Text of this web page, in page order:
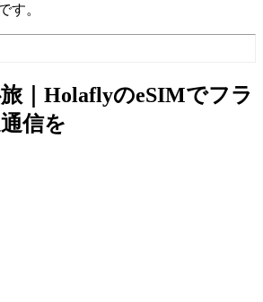
す。
｜HolaflyのeSIMでフラ
信を